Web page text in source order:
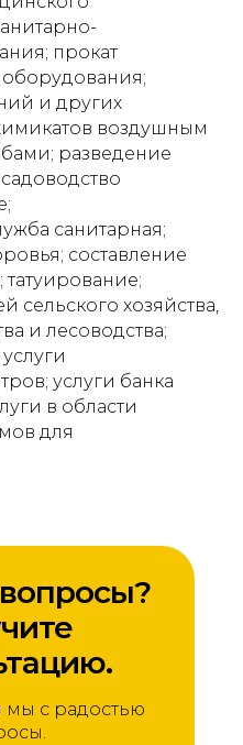
прокат
оборудования;
и других
воздушным
разведение
санитарная;
составление
сельского хозяйства,
и лесоводства;
услуги банка
в области
для
мы с радостью